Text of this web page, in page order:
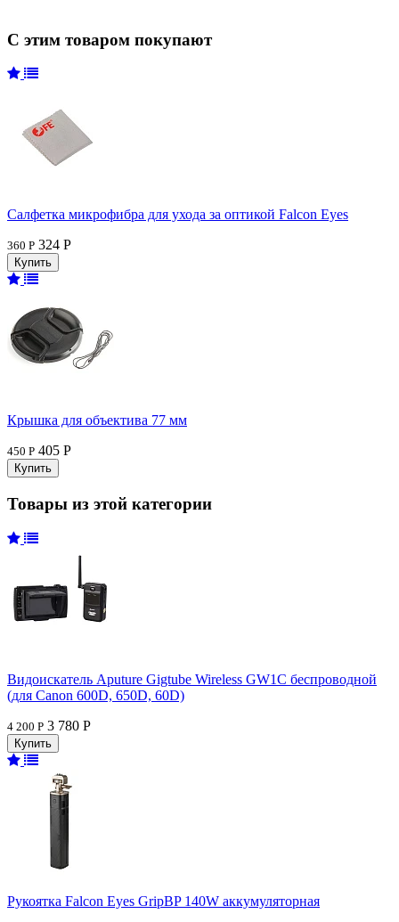
С этим товаром покупают
Салфетка микрофибра для ухода за оптикой Falcon Eyes
360 Р 324 Р
Крышка для объектива 77 мм
450 Р 405 Р
Товары из этой категории
Видоискатель Aputure Gigtube Wireless GW1C беспроводной
(для Canon 600D, 650D, 60D)
4 200 Р 3 780 Р
Рукоятка Falcon Eyes GripBP 140W аккумуляторная